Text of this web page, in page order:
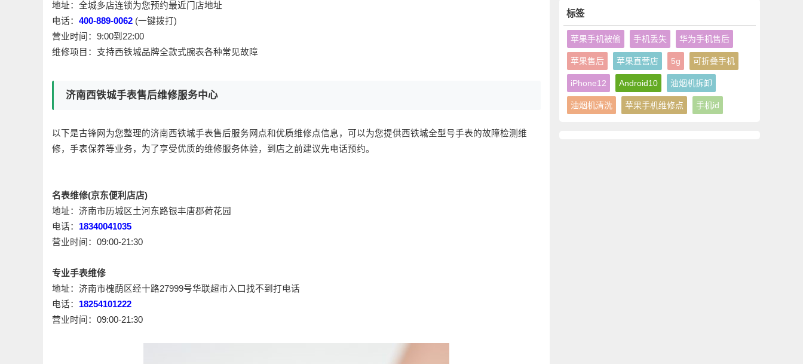
地址：全城多店连锁为您预约最近门店地址
电话： 400-889-0062 (一键拨打)
营业时间：9:00到22:00
维修项目：支持西铁城品牌全款式腕表各种常见故障
济南西铁城手表售后维修服务中心
以下是古锋网为您整理的济南西铁城手表售后服务网点和优质维修点信息，可以为您提供西铁城全型号手表的故障检测维
修，手表保养等业务，为了享受优质的维修服务体验，到店之前建议先电话预约。
名表维修(京东便利店店)
地址：济南市历城区土河东路银丰唐郡荷花园
电话： 18340041035
营业时间：09:00-21:30
专业手表维修
地址：济南市槐荫区经十路27999号华联超市入口找不到打电话
电话： 18254101222
营业时间：09:00-21:30
标签
苹果手机被偷 手机丢失 华为手机售后
苹果售后 苹果直营店 5g 可折叠手机
iPhone12 Android10 油烟机拆卸
油烟机清洗 苹果手机维修点 手机id